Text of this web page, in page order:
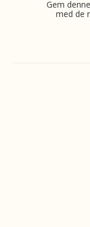
Gem
med de